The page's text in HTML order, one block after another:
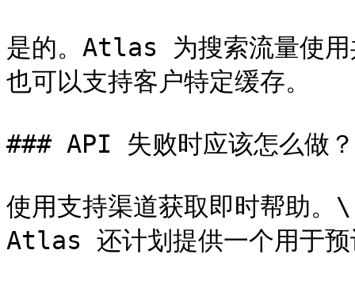
是的。Atlas 为搜索流量使
也可以支持客户特定缓存。
### API 失败时应该怎么做？
使用支持渠道获取即时帮助。\
Atlas 还计划提供一个用于预